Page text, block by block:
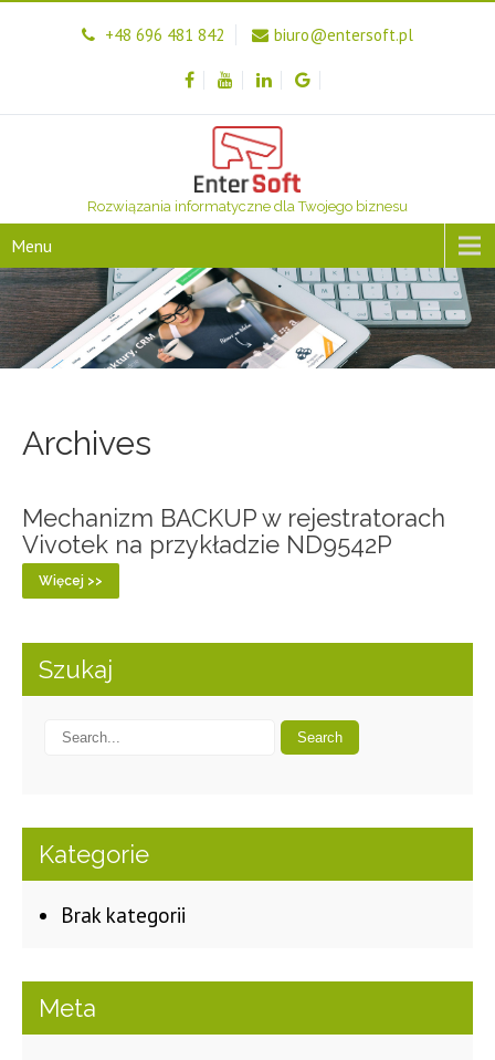
+48 696 481 842 biuro@entersoft.pl
Rozwiązania informatyczne dla Twojego biznesu
Menu
Archives
Mechanizm BACKUP w rejestratorach
Vivotek na przykładzie ND9542P
Więcej >>
Szukaj
Kategorie
Brak kategorii
Meta